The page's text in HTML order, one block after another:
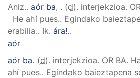
Aniz.. aór ba, . (d). interjekzioa.
He ahí pues.. Egindako
erabilia.. Ik. ára!..
aór
aór ba. (d). interjekzioa. OR BA.
ahí pues.. Egindako baieztapena